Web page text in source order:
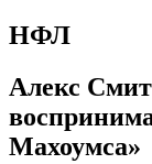
НФЛ
Алекс
Махоумса»